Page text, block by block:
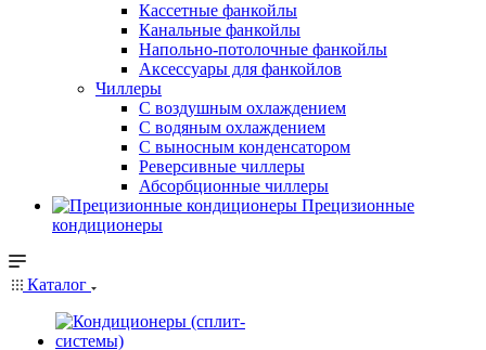
Кассетные фанкойлы
Канальные фанкойлы
Напольно-потолочные фанкойлы
Аксессуары для фанкойлов
Чиллеры
С воздушным охлаждением
С водяным охлаждением
С выносным конденсатором
Реверсивные чиллеры
Абсорбционные чиллеры
Прецизионные
кондиционеры
Каталог